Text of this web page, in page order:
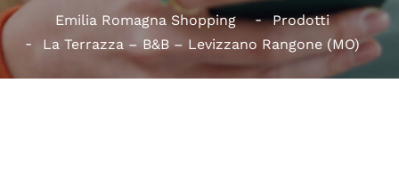
Emilia Romagna Shopping
Prodotti
La Terrazza – B&B – Levizzano Rangone (MO)